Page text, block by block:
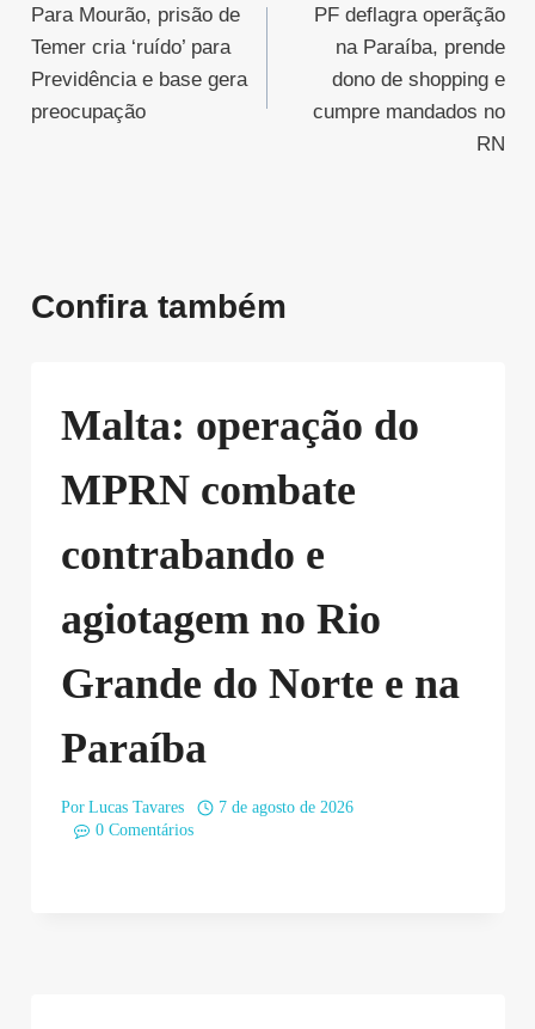
de
Post
Para Mourão, prisão de
Temer cria ‘ruído’ para
Previdência e base gera
preocupação
PF deflagra operãção
na Paraíba, prende
dono de shopping e
cumpre mandados no
RN
Confira também
Malta: operação do
MPRN combate
contrabando e
agiotagem no Rio
Grande do Norte e na
Paraíba
Por Lucas Tavares
7 de agosto de 2026
0 Comentários